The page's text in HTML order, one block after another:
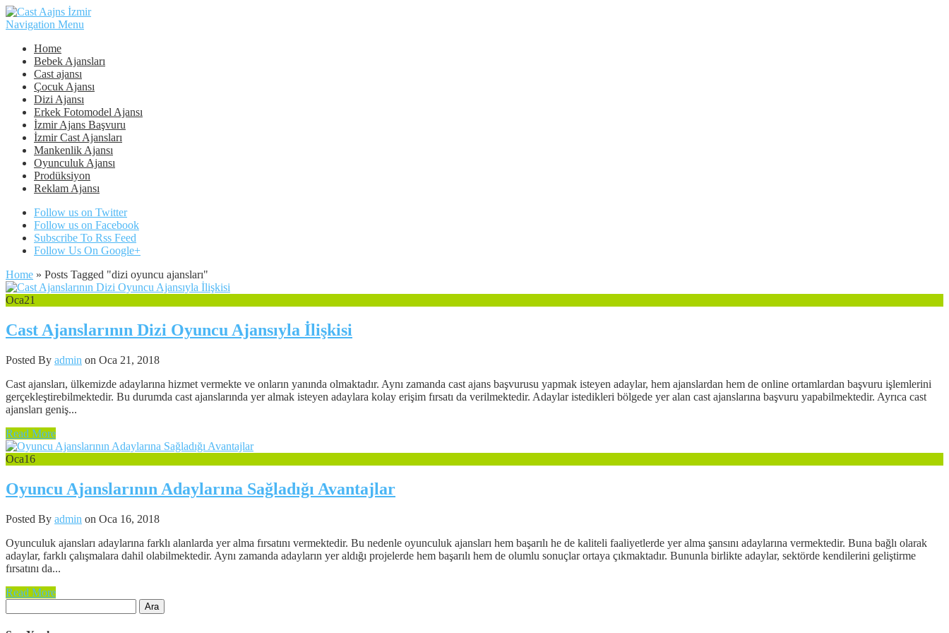
Navigation Menu
Home
Bebek Ajansları
Cast ajansı
Çocuk Ajansı
Dizi Ajansı
Erkek Fotomodel Ajansı
İzmir Ajans Başvuru
İzmir Cast Ajansları
Mankenlik Ajansı
Oyunculuk Ajansı
Prodüksiyon
Reklam Ajansı
Follow us on Twitter
Follow us on Facebook
Subscribe To Rss Feed
Follow Us On Google+
Home » Posts Tagged "dizi oyuncu ajansları"
Oca21
Cast Ajanslarının Dizi Oyuncu Ajansıyla İlişkisi
Posted By admin on Oca 21, 2018
Cast ajansları, ülkemizde adaylarına hizmet vermekte ve onların yanında olmaktadır. Aynı zamanda cast ajans başvurusu yapmak isteyen adaylar, hem ajanslardan hem de online ortamlardan başvuru işlemlerini
gerçekleştirebilmektedir. Bu durumda cast ajanslarında yer almak isteyen adaylara kolay erişim fırsatı da verilmektedir. Adaylar istedikleri bölgede yer alan cast ajanslarına başvuru yapabilmektedir. Ayrıca cast
ajansları geniş...
Read More
Oca16
Oyuncu Ajanslarının Adaylarına Sağladığı Avantajlar
Posted By admin on Oca 16, 2018
Oyunculuk ajansları adaylarına farklı alanlarda yer alma fırsatını vermektedir. Bu nedenle oyunculuk ajansları hem başarılı he de kaliteli faaliyetlerde yer alma şansını adaylarına vermektedir. Buna bağlı olarak
adaylar, farklı çalışmalara dahil olabilmektedir. Aynı zamanda adayların yer aldığı projelerde hem başarılı hem de olumlu sonuçlar ortaya çıkmaktadır. Bununla birlikte adaylar, sektörde kendilerini geliştirme
fırsatını da...
Read More